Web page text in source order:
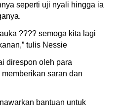
seperti uji nyali hingga ia
???? semoga kita lagi
tulis Nessie
direspon oleh para
saran dan
bantuan untuk